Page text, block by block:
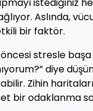
Aslında,
bir faktör.
stresle
diye
Zihin
bir odaklanma